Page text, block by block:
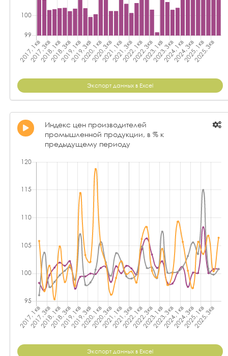
Экспорт данных в Excel
Индекс цен производителей
промышленной продукции, в % к
предыдущему периоду
Экспорт данных в Excel